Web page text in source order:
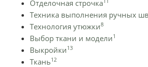
Отделочная строчка
Техника выполнения ручных
Технология утюжки8
Выбор ткани и модели1
Выкройки13
Ткань12